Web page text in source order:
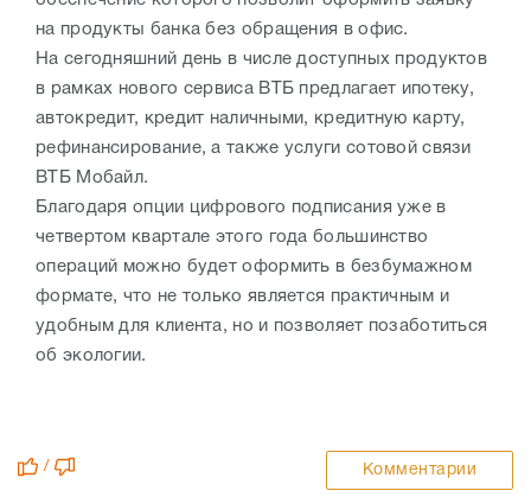
на продукты банка без обращения в офис.
На сегодняшний день в числе доступных продуктов
в рамках нового сервиса ВТБ предлагает ипотеку,
автокредит, кредит наличными, кредитную карту,
рефинансирование, а также услуги сотовой связи
ВТБ Мобайл.
Благодаря опции цифрового подписания уже в
четвертом квартале этого года большинство
операций можно будет оформить в безбумажном
формате, что не только является практичным и
удобным для клиента, но и позволяет позаботиться
об экологии.
/ Комментарии